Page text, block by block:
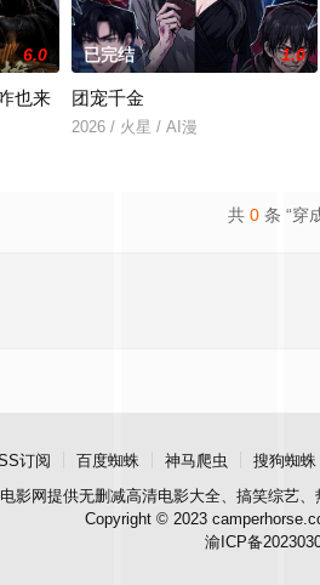
6.0
也来
已完结 1.0
团宠千金
2026 / 火星 / AI漫
共 0 条 “穿
订阅 百度蜘蛛 神马爬虫 搜狗蜘蛛
影网提供无删减高清电影大全、搞笑综艺
Copyright © 2023
渝ICP备